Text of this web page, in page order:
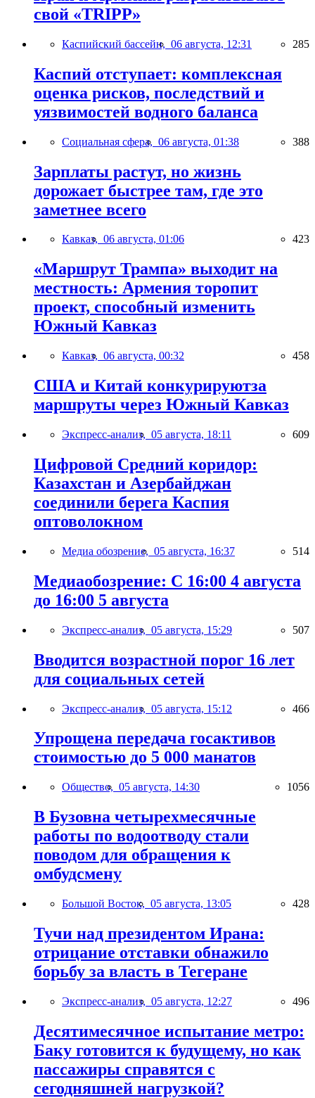
свой «TRIPP»
Каспийский бассейн, 06 августа, 12:31 285
Каспий отступает: комплексная
оценка рисков, последствий и
уязвимостей водного баланса
Социальная сфера, 06 августа, 01:38 388
Зарплаты растут, но жизнь
дорожает быстрее там, где это
заметнее всего
Кавказ, 06 августа, 01:06 423
«Маршрут Трампа» выходит на
местность: Армения торопит
проект, способный изменить
Южный Кавказ
Кавказ, 06 августа, 00:32 458
США и Китай конкурируютза
маршруты через Южный Кавказ
Экспресс-анализ, 05 августа, 18:11 609
Цифровой Средний коридор:
Казахстан и Азербайджан
соединили берега Каспия
оптоволокном
Медиа обозрение, 05 августа, 16:37 514
Медиаобозрение: С 16:00 4 августа
до 16:00 5 августа
Экспресс-анализ, 05 августа, 15:29 507
Вводится возрастной порог 16 лет
для социальных сетей
Экспресс-анализ, 05 августа, 15:12 466
Упрощена передача госактивов
стоимостью до 5 000 манатов
Общество, 05 августа, 14:30 1056
В Бузовна четырехмесячные
работы по водоотводу стали
поводом для обращения к
омбудсмену
Большой Восток, 05 августа, 13:05 428
Тучи над президентом Ирана:
отрицание отставки обнажило
борьбу за власть в Тегеране
Экспресс-анализ, 05 августа, 12:27 496
Десятимесячное испытание метро:
Баку готовится к будущему, но как
пассажиры справятся с
сегодняшней нагрузкой?